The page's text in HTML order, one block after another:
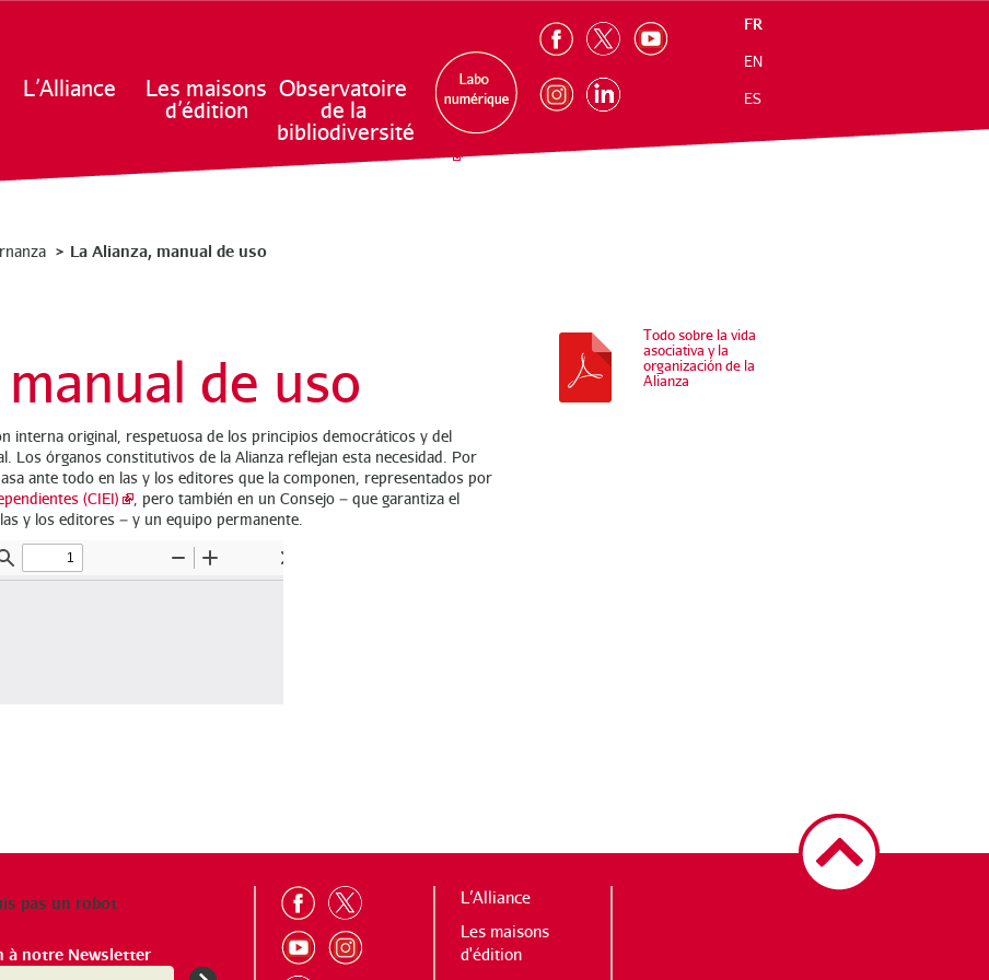
L’Alliance
Les maisons
d’édition
Observatoire
de la
bibliodiversité
FR
EN
ES
La Alianza, manual de uso
de uso
interna original, respetuosa de los principios democráticos y del
Los órganos constitutivos de la Alianza reflejan esta necesidad. Por
ante todo en las y los editores que la componen, representados por
(CIEI)
, pero también en un Consejo – que garantiza el
y los editores – y un equipo permanente.
Todo sobre la vida
asociativa y la
organización de la
Alianza
pas un robot
à notre Newsletter
L’Alliance
Les maisons
d'édition